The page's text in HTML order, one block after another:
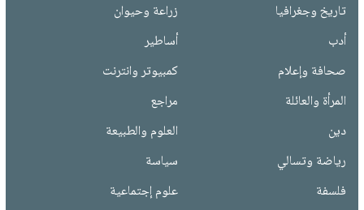
تاريخ وجغرافيا
زراعة وحيوان
أدب
أساطير
صحافة وإعلام
كمبيوتر وانترنت
المرأة والعائلة
مراجع
دين
العلوم والطبيعة
رياضة وتسالي
سياسة
فلسفة
علوم إجتماعية